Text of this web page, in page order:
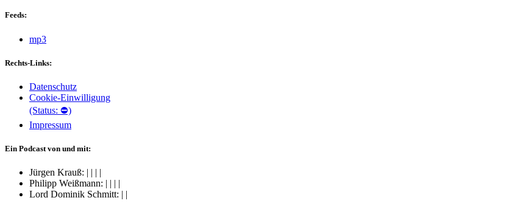
Feeds:
mp3
Rechts-Links:
Datenschutz
Cookie-Einwilligung
(Status: ⛔)
Impressum
Ein Podcast von und mit:
Jürgen Krauß: | | | |
Philipp Weißmann: | | | |
Lord Dominik Schmitt: | |